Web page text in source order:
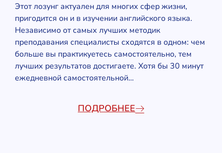
Этот лозунг актуален для многих сфер жизни,
пригодится он и в изучении английского языка.
Независимо от самых лучших методик
преподавания специалисты сходятся в одном: чем
больше вы практикуетесь самостоятельно, тем
лучших результатов достигаете. Хотя бы 30 минут
ежедневной самостоятельной…
ПОДРОБНЕЕ